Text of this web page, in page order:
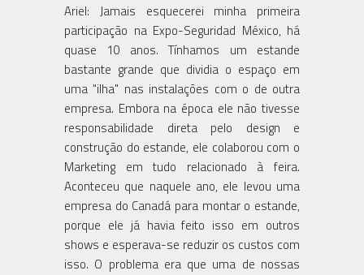
Ariel: Jamais esquecerei minha primeira
participação na Expo-Seguridad México, há
quase 10 anos. Tínhamos um estande
bastante grande que dividia o espaço em
uma "ilha" nas instalações com o de outra
empresa. Embora na época ele não tivesse
responsabilidade direta pelo design e
construção do estande, ele colaborou com o
Marketing em tudo relacionado à feira.
Aconteceu que naquele ano, ele levou uma
empresa do Canadá para montar o estande,
porque ele já havia feito isso em outros
shows e esperava-se reduzir os custos com
isso. O problema era que uma de nossas